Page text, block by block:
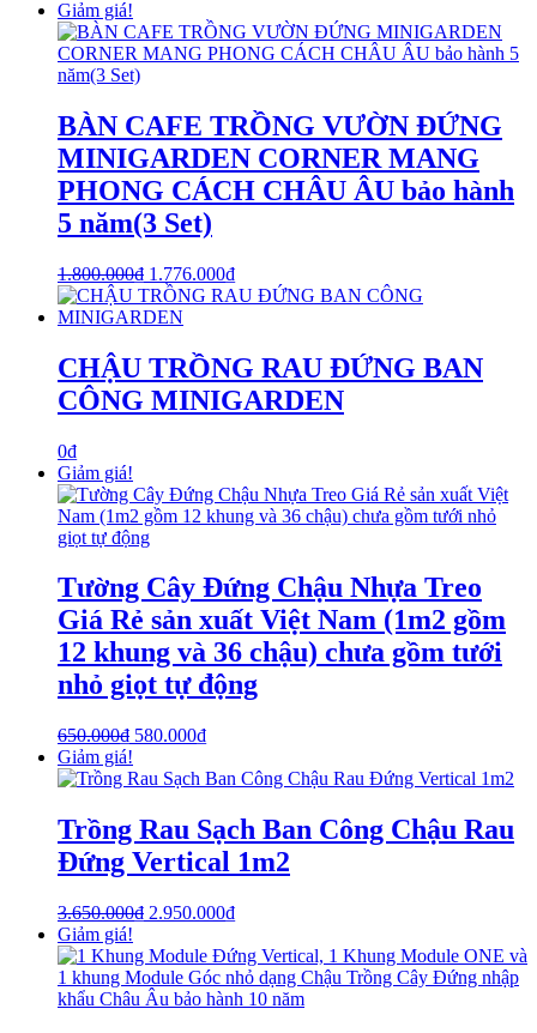
Giảm giá!
BÀN CAFE TRỒNG VƯỜN ĐỨNG
MINIGARDEN CORNER MANG
PHONG CÁCH CHÂU ÂU bảo hành
5 năm(3 Set)
1.800.000₫ 1.776.000₫
CHẬU TRỒNG RAU ĐỨNG BAN
CÔNG MINIGARDEN
0₫
Giảm giá!
Tường Cây Đứng Chậu Nhựa Treo
Giá Rẻ sản xuất Việt Nam (1m2 gồm
12 khung và 36 chậu) chưa gồm tưới
nhỏ giọt tự động
650.000₫ 580.000₫
Giảm giá!
Trồng Rau Sạch Ban Công Chậu Rau
Đứng Vertical 1m2
3.650.000₫ 2.950.000₫
Giảm giá!